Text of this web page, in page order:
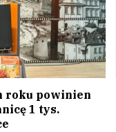
roku powinien
1 tys.